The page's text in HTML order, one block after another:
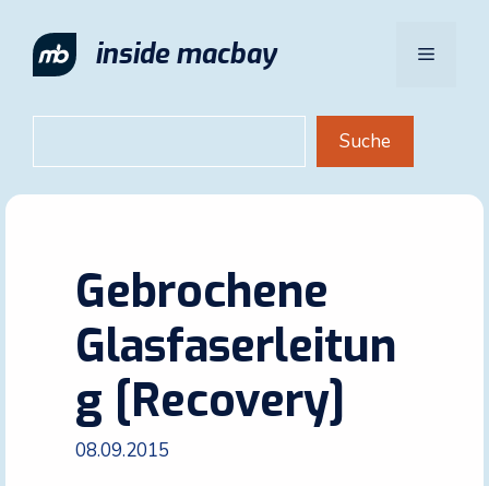
Inhalt
springen
inside macbay Menü
Suche
Gebrochene
Glasfaserleitun
g [Recovery]
08.09.2015